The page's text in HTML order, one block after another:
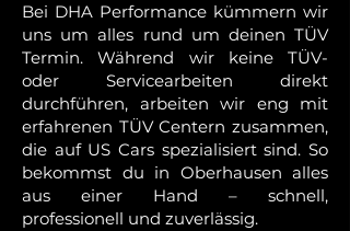
Bei DHA Performance kümmern wir
uns um alles rund um deinen TÜV
Termin. Während wir keine TÜV-
oder Servicearbeiten direkt
durchführen, arbeiten wir eng mit
erfahrenen TÜV Centern zusammen,
die auf US Cars spezialisiert sind. So
bekommst du in Oberhausen alles
aus einer Hand – schnell,
professionell und zuverlässig.